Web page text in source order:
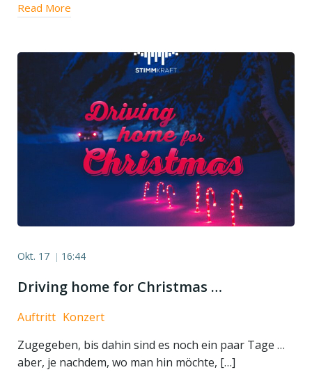
Read More
Okt. 17 | 16:44
Driving home for Christmas …
Auftritt Konzert
Zugegeben, bis dahin sind es noch ein paar Tage …
aber, je nachdem, wo man hin möchte, […]